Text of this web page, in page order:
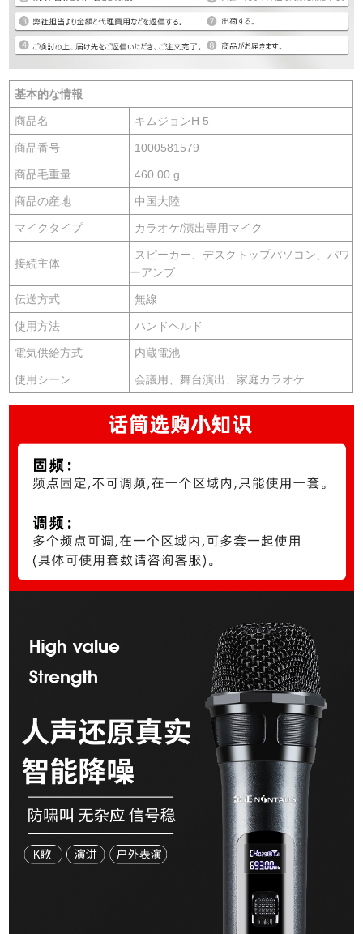
基本的な情報
商品名 キムジョンH 5
商品番号 1000581579
商品毛重量 460.00 g
商品の産地 中国大陸
マイクタイプ カラオケ/演出専用マイク
接続主体
スピーカー、デスクトップパソコン、パワ
ーアンプ
伝送方式 無線
使用方法 ハンドヘルド
電気供給方式 内蔵電池
使用シーン 会議用、舞台演出、家庭カラオケ